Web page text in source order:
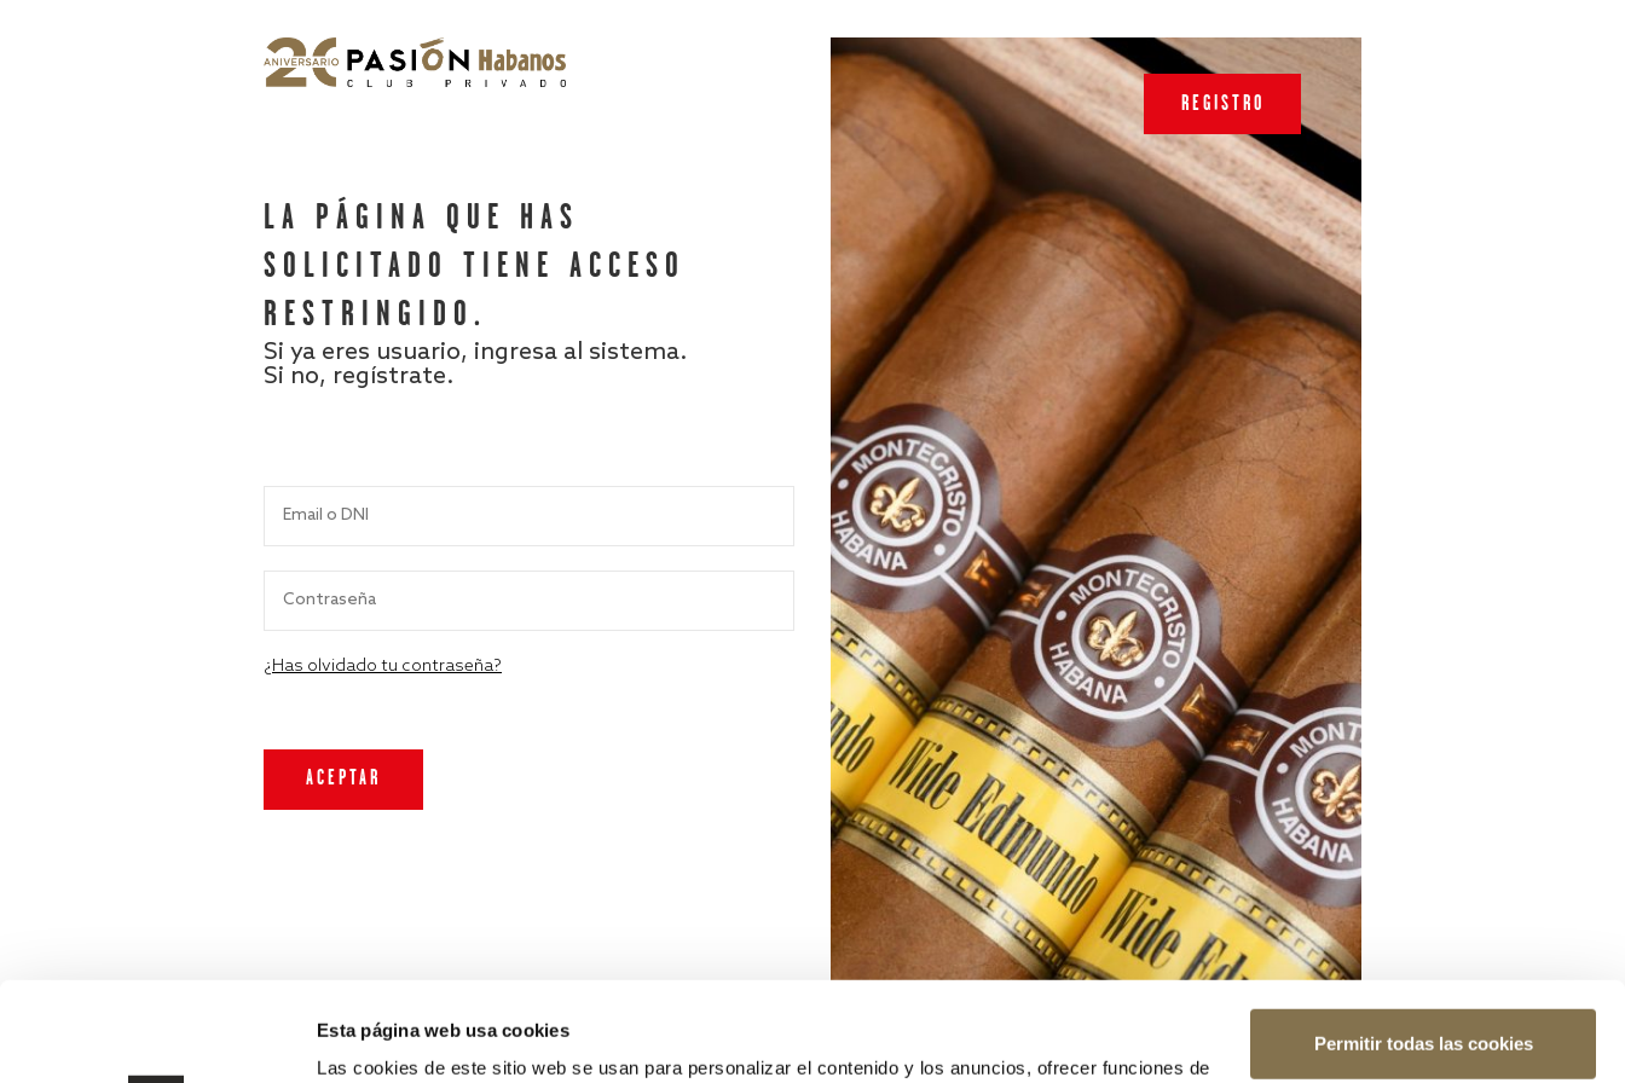
Esta página web usa cookies
Las cookies de este sitio web se usan para personalizar el contenido y los anuncios, ofrecer funciones de
Permitir todas las cookies
LA PÁGINA QUE HAS
SOLICITADO TIENE ACCESO
RESTRINGIDO.
Si ya eres usuario, ingresa al sistema.
Si no, regístrate.
¿Has olvidado tu contraseña?
REGISTRO